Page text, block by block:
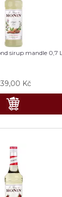
sirup mandle 0,7 L
Kč